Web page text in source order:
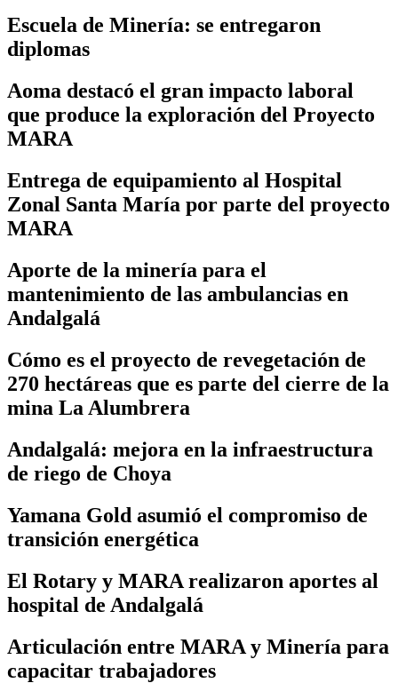
Escuela de Minería: se entregaron
diplomas
Aoma destacó el gran impacto laboral
que produce la exploración del Proyecto
MARA
Entrega de equipamiento al Hospital
Zonal Santa María por parte del proyecto
MARA
Aporte de la minería para el
mantenimiento de las ambulancias en
Andalgalá
Cómo es el proyecto de revegetación de
270 hectáreas que es parte del cierre de la
mina La Alumbrera
Andalgalá: mejora en la infraestructura
de riego de Choya
Yamana Gold asumió el compromiso de
transición energética
El Rotary y MARA realizaron aportes al
hospital de Andalgalá
Articulación entre MARA y Minería para
capacitar trabajadores